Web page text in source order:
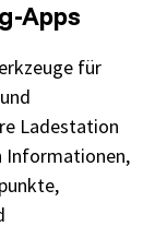
Apps
für
Ladestation
Informationen,